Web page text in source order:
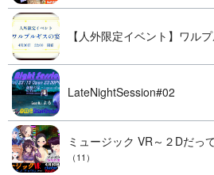
【人外限定イベント】ワル
LateNightSession#02
ミュージック VR～２Dだっ
（11）